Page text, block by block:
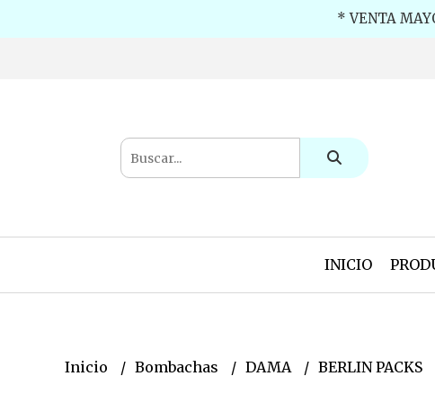
* VENTA
INICIO
Inicio Bombachas DAMA BERLIN PACKS